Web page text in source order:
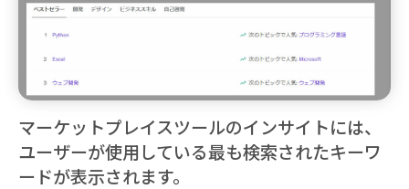
マーケットプレイスツールのインサイトには、
ユーザーが使用している最も検索されたキーワ
ードが表示されます。